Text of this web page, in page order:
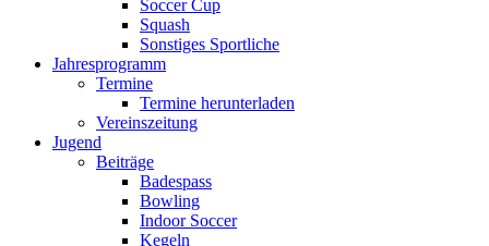
Soccer Cup
Squash
Sonstiges Sportliche
Jahresprogramm
Termine
Termine herunterladen
Vereinszeitung
Jugend
Beiträge
Badespass
Bowling
Indoor Soccer
Kegeln